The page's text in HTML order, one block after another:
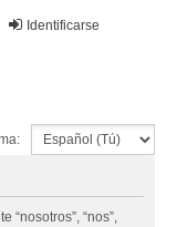
Identificarse
“nosotros”, “nos”,